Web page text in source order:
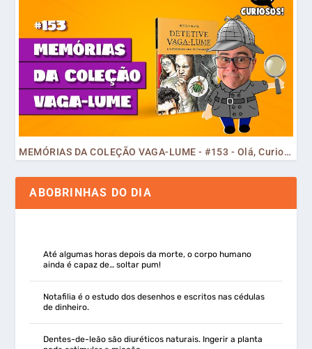
MEMÓRIAS DA COLEÇÃO VAGA-LUME - #153 - Olá, Curiosos! 2023
ABOBRINHAS DO DIA
Até algumas horas depois da morte, o corpo humano
ainda é capaz de… soltar pum!
Notafilia é o estudo dos desenhos e escritos nas cédulas
de dinheiro.
Dentes-de-leão são diuréticos naturais. Ingerir a planta